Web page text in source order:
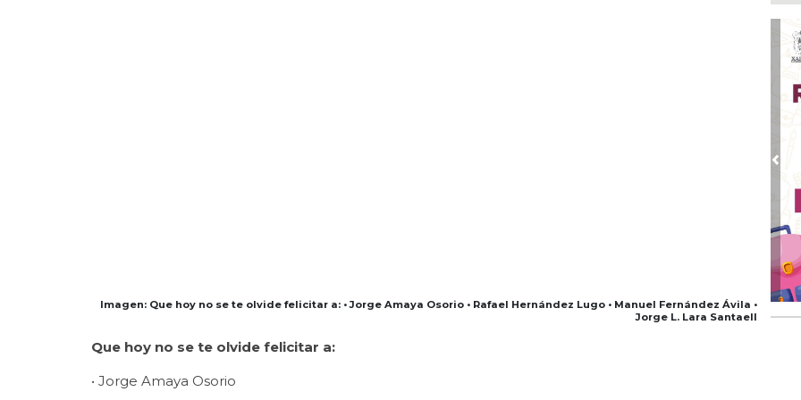
Imagen: Que hoy no se te olvide felicitar a: • Jorge Amaya Osorio • Rafael Hernández Lugo • Manuel Fernández Ávila •
Jorge L. Lara Santaell
Que hoy no se te olvide felicitar a:
• Jorge Amaya Osorio